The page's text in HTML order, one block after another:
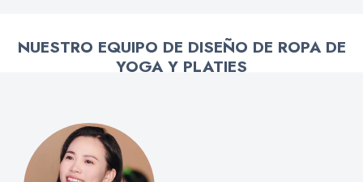
NUESTRO EQUIPO DE DISEÑO DE ROPA DE
YOGA Y PLATIES